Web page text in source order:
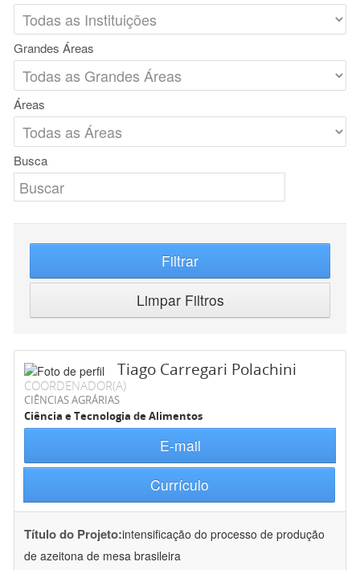
Grandes Áreas
Áreas
Busca
Filtrar
Limpar Filtros
Tiago Carregari Polachini
COORDENADOR(A)
CIÊNCIAS AGRÁRIAS
Ciência e Tecnologia de Alimentos
E-mail
Currículo
Título do Projeto:intensificação do processo de produção
de azeitona de mesa brasileira